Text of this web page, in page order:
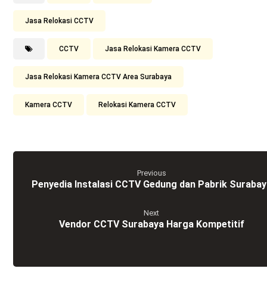
Jasa Relokasi CCTV
CCTV Jasa Relokasi Kamera CCTV
Jasa Relokasi Kamera CCTV Area Surabaya
Kamera CCTV Relokasi Kamera CCTV
Previous
Penyedia Instalasi CCTV Gedung dan Pabrik
Next
Vendor CCTV Surabaya Harga Kompetitif